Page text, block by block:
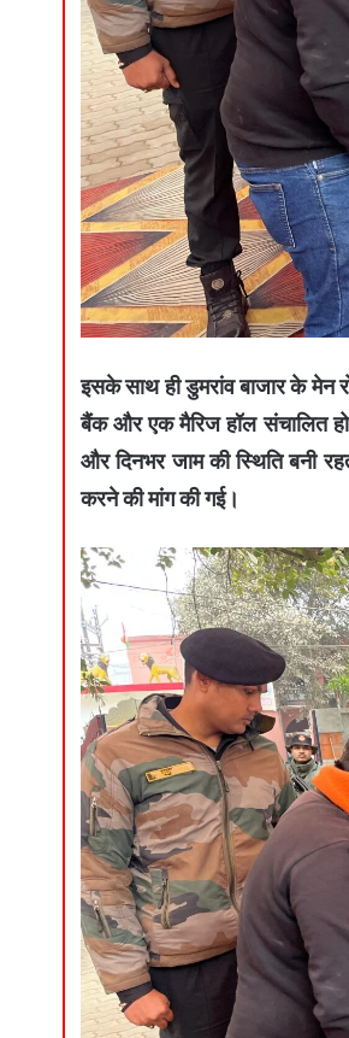
इसके साथ ही डुमरांव बाजार के मेन
बैंक और एक मैरिज हॉल संचालित
और दिनभर जाम की स्थिति बनी
करने की मांग की गई।